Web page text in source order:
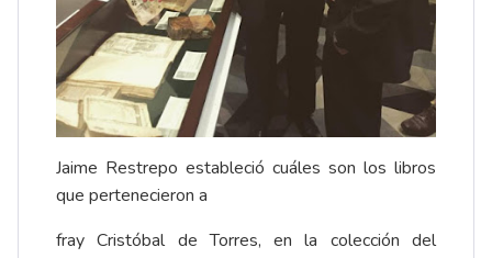
Jaime Restrepo estableció cuáles son los libros
que pertenecieron a
fray Cristóbal de Torres, en la colección del